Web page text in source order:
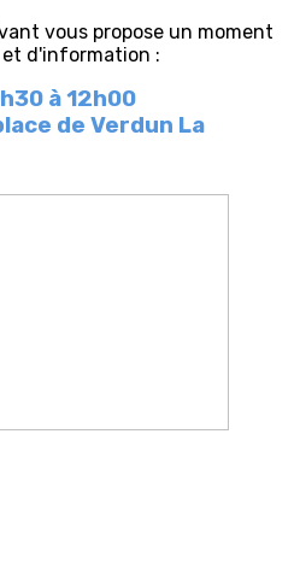
vous propose un moment
d'information :
à 12h00
de Verdun La